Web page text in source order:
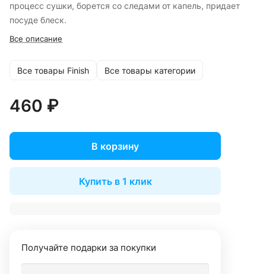
процесс сушки, борется со следами от капель, придает
посуде блеск.
Все описание
Все товары Finish Все товары категории
460 ₽
В корзину
Купить в 1 клик
Получайте подарки за покупки